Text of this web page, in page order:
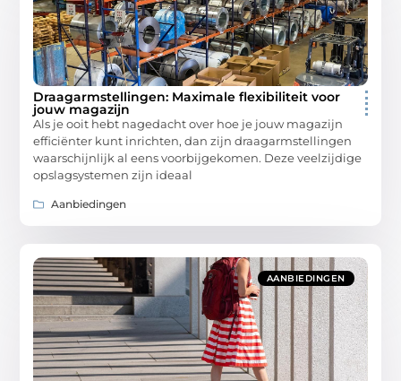
Draagarmstellingen: Maximale flexibiliteit voor
jouw magazijn
Als je ooit hebt nagedacht over hoe je jouw magazijn
efficiënter kunt inrichten, dan zijn draagarmstellingen
waarschijnlijk al eens voorbijgekomen. Deze veelzijdige
opslagsystemen zijn ideaal
Aanbiedingen
AANBIEDINGEN